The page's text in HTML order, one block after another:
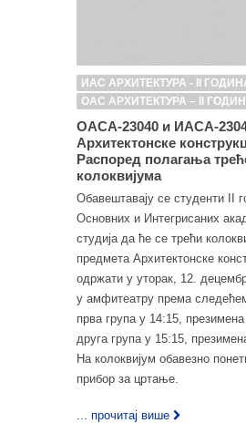
ИАС АРХИТЕКТУРА - II
ОАС АРХИТЕКТУРА – II
ОАСА-23040 и ИАСА-
Архитектонске
Распоред полагања
колоквијума
Обавештавају се студенти II
Основних и Интегрисаних
студија да ће се трећи
предмета Архитектонске
одржати у уторак, 12.
у амфитеатру према
прва група у 14:15,
друга група у 15:15,
На колоквијум обавезно
прибор за цртање.
... прочитај више